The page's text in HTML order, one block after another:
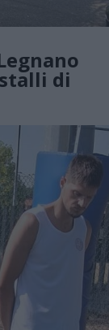
di